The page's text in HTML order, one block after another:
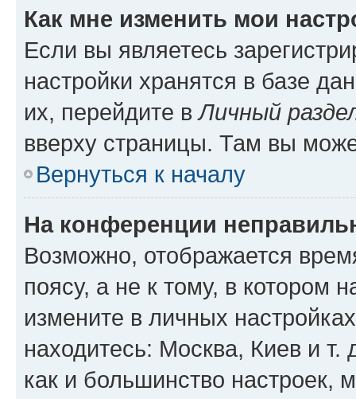
Как мне изменить мои
Если вы являетесь
настройки хранятся в базе
их, перейдите вЛичный
вверху страницы. Там вы
Вернуться к началу
На конференции
Возможно, отображается
поясу, а не к тому, в котором
измените в личных
находитесь: Москва, Киев и т.
как и большинство настроек,